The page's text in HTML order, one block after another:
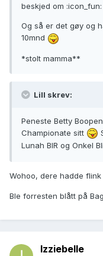
beskjed om :icon_fun:
Og så er det gøy og
10mnd
*stolt mamma**
Lill skrev:
Peneste Betty
Championate sitt
Lunah BIR og Onkel
Wohoo, dere hadde flink
Ble forresten blått på
Izziebelle